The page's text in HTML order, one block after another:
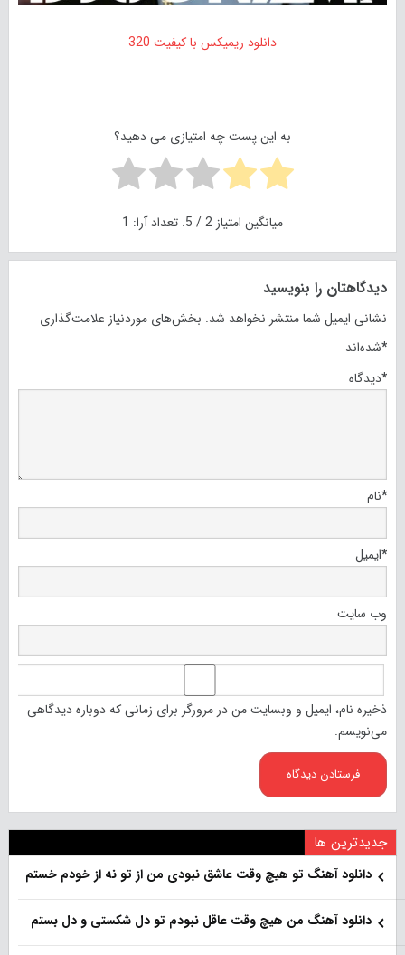
دانلود ریمیکس با کیفیت 320
به این پست چه امتیازی می دهید؟
میانگین امتیاز 2/ 5. تعداد آرا: 1
دیدگاهتان را بنویسید
نشانی ایمیل شما منتشر نخواهد شد. بخش‌های موردنیاز علامت‌گذاری
شده‌اند*
دیدگاه*
نام*
ایمیل*
وب‌ سایت
ذخیره نام، ایمیل و وبسایت من در مرورگر برای زمانی که دوباره دیدگاهی
می‌نویسم.
جدیدترین ها
دانلود آهنگ تو هیچ وقت عاشق نبودی من از تو نه از خودم خستم
دانلود آهنگ من هیچ وقت عاقل نبودم تو دل شکستی و دل بستم